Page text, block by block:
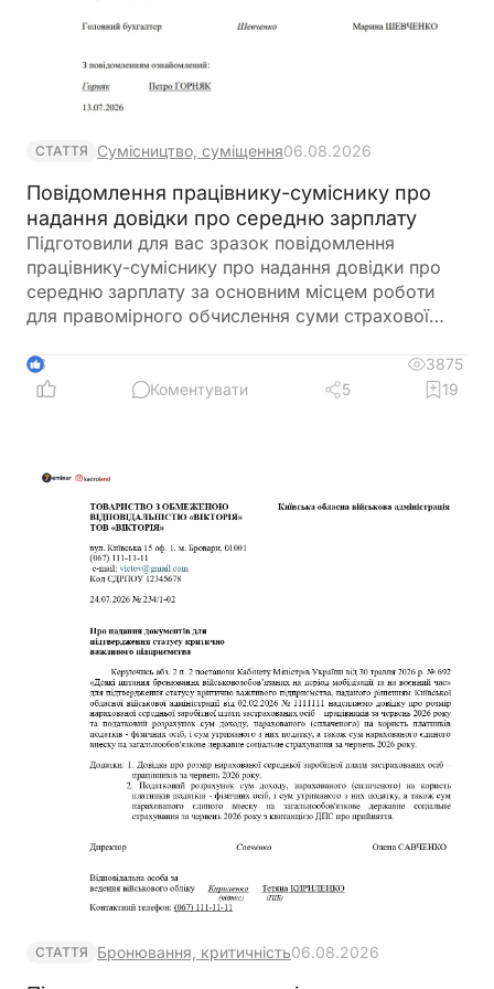
СТАТТЯ Сумісництво, суміщення06.08.2026
Повідомлення працівнику-суміснику про
надання довідки про середню зарплату
Підготовили для вас зразок повідомлення
працівнику-суміснику про надання довідки про
середню зарплату за основним місцем роботи
для правомірного обчислення суми страхової
непрацездатності
3
3875
Коментувати
5 19
СТАТТЯ Бронювання, критичність06.08.2026